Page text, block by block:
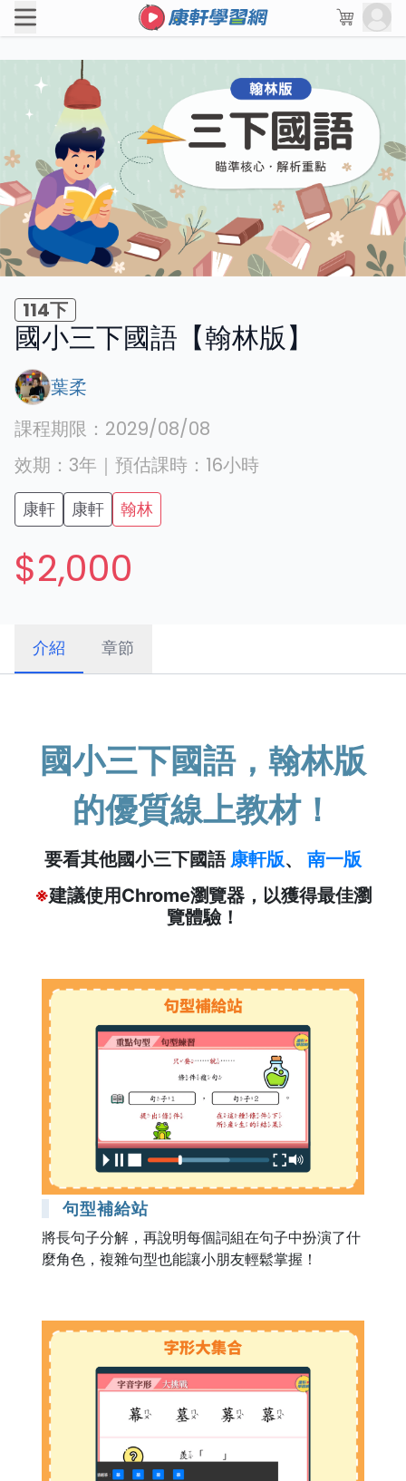
114下
國小三下國語【翰林版】
葉柔
課程期限： 2029/08/08
效期： 3年 ｜ 預估課時： 16小時
康軒 康軒 翰林
$2,000
介紹 章節
國小三下國語，翰林版
的優質線上教材！
要看其他國小三下國語 康軒版、 南一版
※建議使用Chrome瀏覽器，以獲得最佳瀏
覽體驗！
句型補給站
將長句子分解，再說明每個詞組在句子中扮演了什
麼角色，複雜句型也能讓小朋友輕鬆掌握！